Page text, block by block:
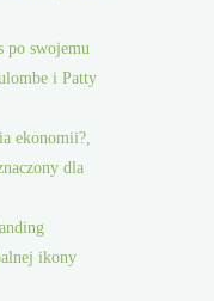
po swojemu
i Patty
ekonomii?,
dla
ikony